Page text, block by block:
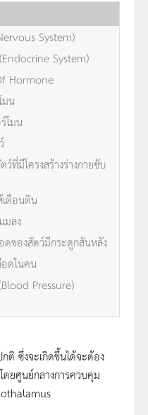
System)
System)
Hormone
มน
โมน
ว์ที่มีโครงสร้างร่างกายซับ
เดือนดิน
มลง
ดของสัตว์มีกระดูกสันหลัง
อดในคน
Pressure)
ติ ซึ่งจะเกิดขึ้นได้จะต้อง
ดยศูนย์กลางการควบคุม